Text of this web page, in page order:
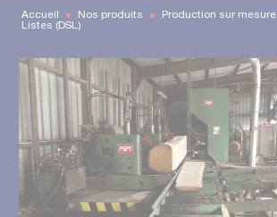
Accueil Nos produits Production sur mesure
Listes (DSL)